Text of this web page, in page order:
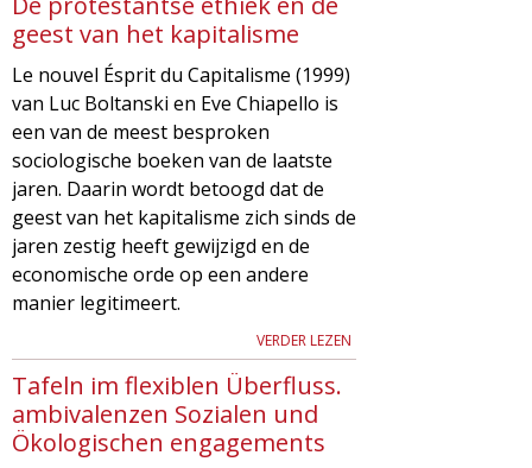
geest van het kapitalisme
Le nouvel Ésprit du Capitalisme (1999)
van Luc Boltanski en Eve Chiapello is
een van de meest besproken
sociologische boeken van de laatste
jaren. Daarin wordt betoogd dat de
geest van het kapitalisme zich sinds de
jaren zestig heeft gewijzigd en de
economische orde op een andere
manier legitimeert.
VERDER LEZEN
Tafeln im flexiblen Überfluss.
ambivalenzen Sozialen und
Ökologischen engagements